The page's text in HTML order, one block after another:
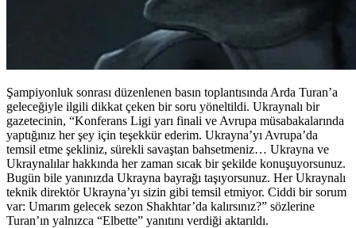
Şampiyonluk sonrası düzenlenen basın toplantısında Arda Turan’a
geleceğiyle ilgili dikkat çeken bir soru yöneltildi. Ukraynalı bir
gazetecinin, “Konferans Ligi yarı finali ve Avrupa müsabakalarında
yaptığınız her şey için teşekkür ederim. Ukrayna’yı Avrupa’da
temsil etme şekliniz, sürekli savaştan bahsetmeniz… Ukrayna ve
Ukraynalılar hakkında her zaman sıcak bir şekilde konuşuyorsunuz.
Bugün bile yanınızda Ukrayna bayrağı taşıyorsunuz. Her Ukraynalı
teknik direktör Ukrayna’yı sizin gibi temsil etmiyor. Ciddi bir sorum
var: Umarım gelecek sezon Shakhtar’da kalırsınız?” sözlerine
Turan’ın yalnızca “Elbette” yanıtını verdiği aktarıldı.